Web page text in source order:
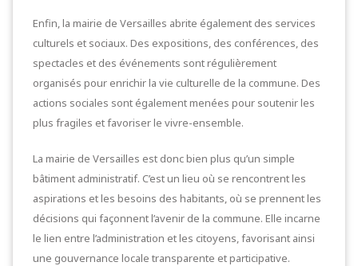
Enfin, la mairie de Versailles abrite également des services
culturels et sociaux. Des expositions, des conférences, des
spectacles et des événements sont régulièrement
organisés pour enrichir la vie culturelle de la commune. Des
actions sociales sont également menées pour soutenir les
plus fragiles et favoriser le vivre-ensemble.
La mairie de Versailles est donc bien plus qu’un simple
bâtiment administratif. C’est un lieu où se rencontrent les
aspirations et les besoins des habitants, où se prennent les
décisions qui façonnent l’avenir de la commune. Elle incarne
le lien entre l’administration et les citoyens, favorisant ainsi
une gouvernance locale transparente et participative.